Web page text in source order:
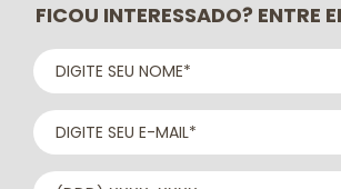
FICOU INTERESSADO? ENTRE